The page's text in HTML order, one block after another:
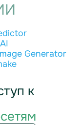
Generator
к